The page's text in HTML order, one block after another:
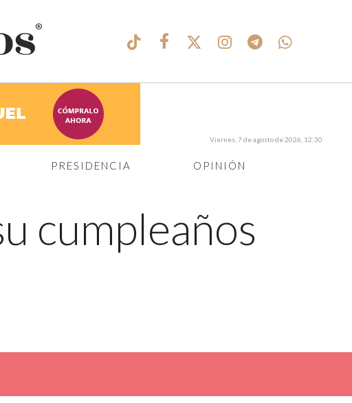
®
PRESIDENCIA OPINIÓN
Viernes, 7 de agosto de 2026, 12:30
cumpleaños